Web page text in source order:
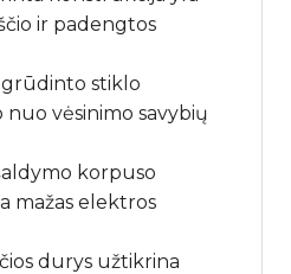
ir padengtos
stiklo
vėsinimo savybių
korpuso
mažas elektros
durys užtikrina